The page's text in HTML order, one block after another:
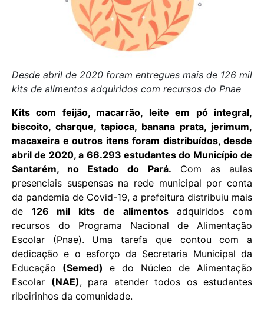
Desde abril de 2020 foram entregues mais de 126 mil
kits de alimentos adquiridos com recursos do Pnae
Kits com feijão, macarrão, leite em pó integral,
biscoito, charque, tapioca, banana prata, jerimum,
macaxeira e outros itens foram distribuídos, desde
abril de 2020, a 66.293 estudantes do Município de
Santarém, no Estado do Pará. Com as aulas
presenciais suspensas na rede municipal por conta
da pandemia de Covid-19, a prefeitura distribuiu mais
de 126 mil kits de alimentosadquiridos com
recursos do Programa Nacional de Alimentação
Escolar (Pnae). Uma tarefa que contou com a
dedicação e o esforço da Secretaria Municipal da
Educação (Semed) e do Núcleo de Alimentação
Escolar (NAE), para atender todos os estudantes
ribeirinhos da comunidade.